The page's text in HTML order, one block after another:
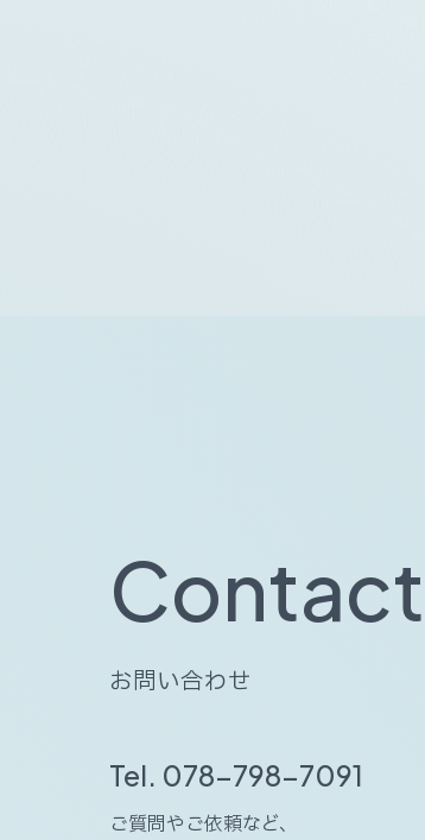
Contact
お問い合わせ
Tel. 078-798-7091
ご質問やご依頼など、